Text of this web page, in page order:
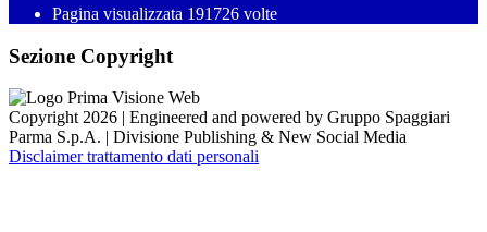
Pagina visualizzata 191726 volte
Sezione Copyright
Copyright 2026 | Engineered and powered by Gruppo Spaggiari
Parma S.p.A. | Divisione Publishing & New Social Media
Disclaimer trattamento dati personali